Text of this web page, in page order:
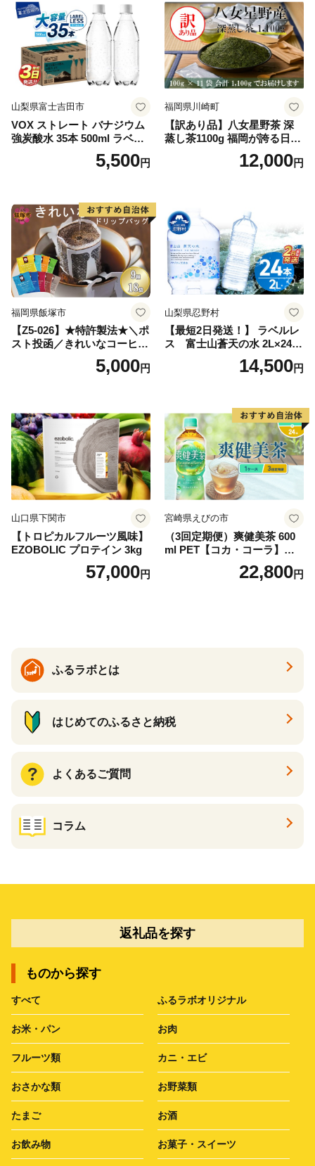
山梨県富士吉田市
VOX ストレート バナジウム
強炭酸水 35本 500ml ラベル
レス【富士吉田市限定カート
5,500円
福岡県川崎町
【訳あり品】八女星野茶 深
蒸し茶1100g 福岡が誇る日本
茶_ 訳アリ 常温 お茶 茶袋 常
備品 おちゃ ocha 茶葉 緑茶
小分け お土産 お取り寄せ グ
ルメ 福岡 九州 福岡県 国産
日本 ふかむし茶 ふかむし 家
庭用 自宅用 ちゃ りょくちゃ
ふかむしちゃ 急須 甘み 川崎
町 送料無料
12,000円
福岡県飯塚市
【Z5-026】★特許製法★＼ポ
スト投函／きれいなコーヒー
ドリップバッグ9種セット(18
袋)ゆうパケットでお届け！
5,000円
山梨県忍野村
【最短2日発送！】 ラベルレ
ス 富士山蒼天の水 2L×24本
（4ケース）※離島不可 天然
水 ミネラルウォーター 水 ペ
産 シリカ ミネラル 美容 備蓄
防災 長期保存 富士山 山梨県
忍野村
14,500円
山口県下関市
【トロピカルフルーツ風味】
EZOBOLIC プロテイン 3kg
57,000円
宮崎県えびの市
（3回定期便）爽健美茶 600
ml PET【コカ・コーラ】ペ
ットボトル 1ケース(24本) 定
期便 3回(72本) セット お茶
22,800円
ふるラボとは
はじめてのふるさと納税
よくあるご質問
コラム
返礼品を探す
ものから探す
すべて ふるラボオリジナル
お米・パン お肉
フルーツ類 カニ・エビ
おさかな類 お野菜類
たまご お酒
お飲み物 お菓子・スイーツ